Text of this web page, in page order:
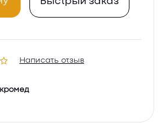
Написать отзыв